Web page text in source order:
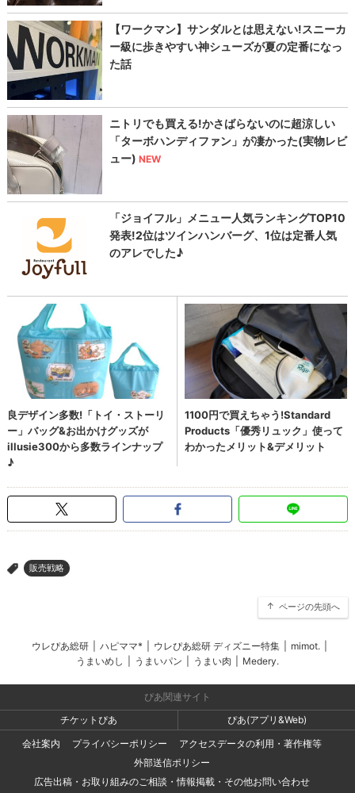
> 販売戦略
ページの先頭へ
ウレぴあ総研 ハピママ* ウレぴあ総研 ディズニー特集 mimot.
うまいめし
うまいパン うまい肉 Medery.
ぴあ関連サイト
チケットぴあ
ぴあ(アプリ&Web)
会社案内
プライバシーポリシー
アクセスデータの利用・著作権等
外部送信ポリシー
広告出稿・お取り組みのご相談・情報掲載・その他お問い合わせ